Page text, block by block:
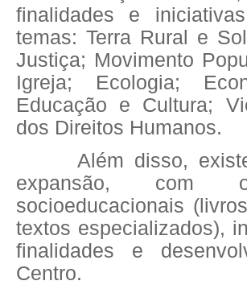
finalidades e
temas: Terra Rural e
Justiça; Movimento
Igreja; Ecologia;
Educação e Cultura;
dos Direitos Humanos.
Além disso,
expansão, com
socioeducacionais
textos especializados),
finalidades e
Centro.